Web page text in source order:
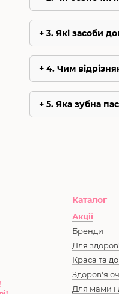
3. Які засоби
4. Чим
5. Яка зубна
Каталог
Акції
Бренди
Для
Краса та
Здоров'я
Для мами і